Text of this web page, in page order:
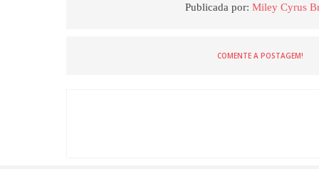
Publicada por:Miley Cyrus
COMENTE A POSTAGEM!